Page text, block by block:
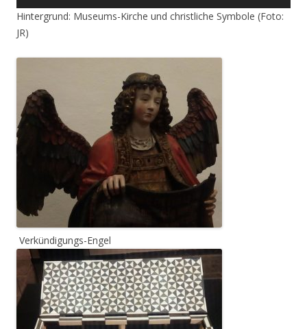
Hintergrund: Museums-Kirche und christliche Symbole (Foto:
JR)
Verkündigungs-Engel